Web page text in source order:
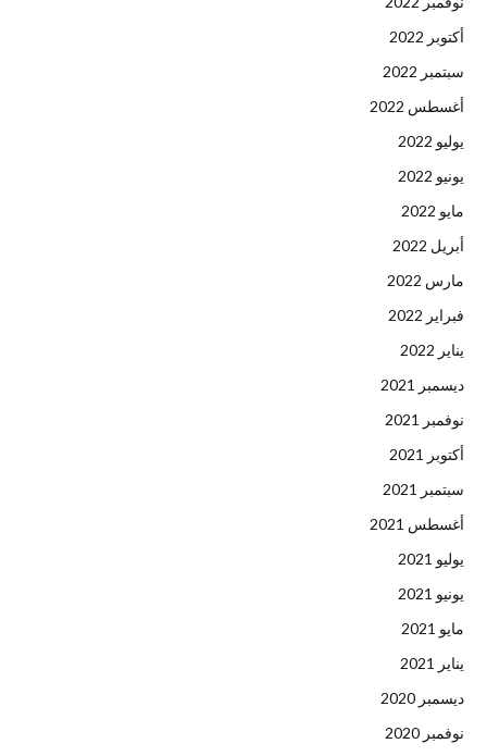
أكتوبر 2022
سبتمبر 2022
أغسطس 2022
يوليو 2022
يونيو 2022
مايو 2022
أبريل 2022
مارس 2022
فبراير 2022
يناير 2022
ديسمبر 2021
نوفمبر 2021
أكتوبر 2021
سبتمبر 2021
أغسطس 2021
يوليو 2021
يونيو 2021
مايو 2021
يناير 2021
ديسمبر 2020
نوفمبر 2020